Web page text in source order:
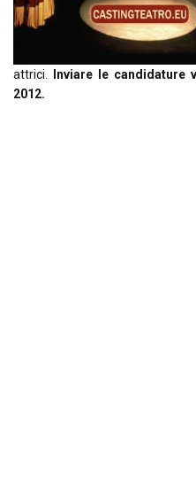
attrici.
Inviare le
2012.